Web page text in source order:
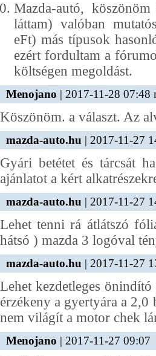
Mazda-autó,
láttam) valóban
eFt) más típusok
ezért fordultam a
költségen megoldást.
Menojano | 2017-11-28 07:48
Köszönöm. a választ. Az
mazda-auto.hu | 2017-11-27
Gyári betétet és tárcsát
ajánlatot a kért
mazda-auto.hu | 2017-11-27
Lehet tenni rá átlátszó
hátsó ) mazda 3 logóval
mazda-auto.hu | 2017-11-27
Lehet kezdetleges
érzékeny a gyertyára a
nem világít a motor chek
Menojano | 2017-11-27 09:07